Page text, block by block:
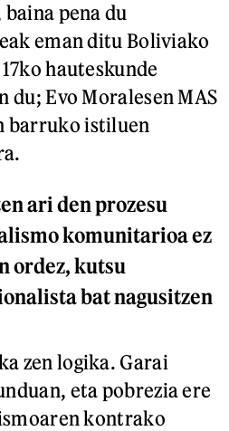
pena du
eman ditu Boliviako
hauteskunde
Evo Moralesen MAS
barruko istiluen
ari den prozesu
komunitarioa ez
ordez, kutsu
bat nagusitzen
zen logika. Garai
eta pobrezia ere
kontrako